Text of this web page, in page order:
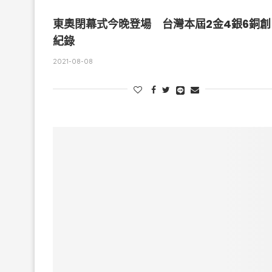
東奧閉幕式今晚登場 台灣本屆2金4銀6銅創
紀錄
2021-08-08